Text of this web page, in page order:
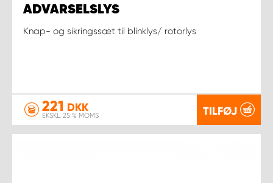
ADVARSELSLYS
Knap- og sikringssæt til blinklys/ rotorlys
221 DKK
EKSKL. 25 % MOMS TILFØJ